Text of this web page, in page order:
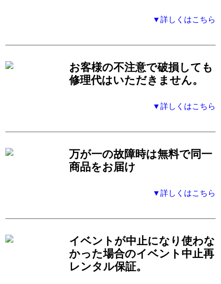
▼詳しくはこちら
お客様の不注意で破損しても
修理代はいただきません。
▼詳しくはこちら
万が一の故障時は無料で同一
商品をお届け
▼詳しくはこちら
イベントが中止になり使わな
かった場合のイベント中止再
レンタル保証。